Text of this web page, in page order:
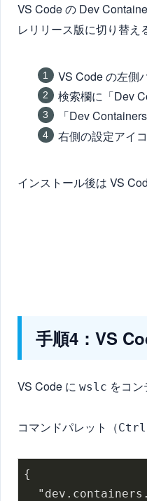
VS Code の Dev
レリリース版に切り替え
VS Code の左側
検索欄に「Dev
「Dev
右側の設定アイ
インストール後は VS
手順4：VS
VS Code に wslc をコ
コマンドパレット（
{